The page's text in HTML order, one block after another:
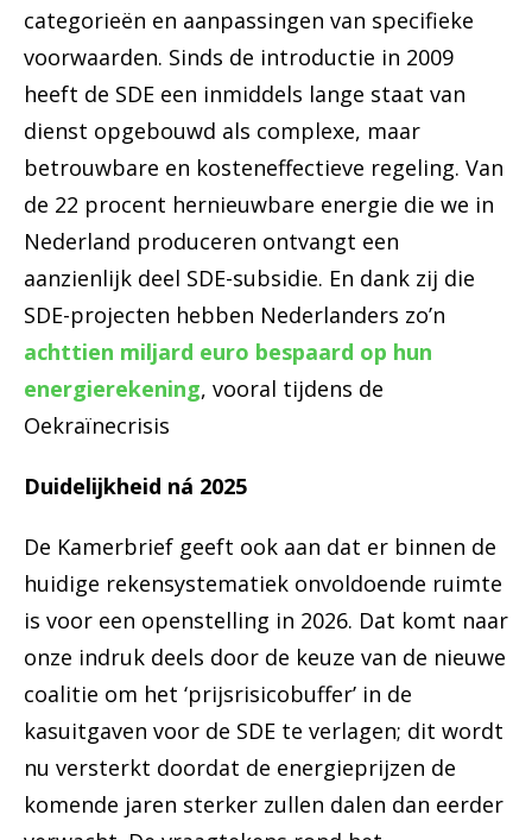
categorieën en aanpassingen van specifieke
voorwaarden. Sinds de introductie in 2009
heeft de SDE een inmiddels lange staat van
dienst opgebouwd als complexe, maar
betrouwbare en kosteneffectieve regeling. Van
de 22 procent hernieuwbare energie die we in
Nederland produceren ontvangt een
aanzienlijk deel SDE-subsidie. En dank zij die
SDE-projecten hebben Nederlanders zo’n
achttien miljard euro bespaard op hun
energierekening, vooral tijdens de
Oekraïnecrisis
Duidelijkheid ná 2025
De Kamerbrief geeft ook aan dat er binnen de
huidige rekensystematiek onvoldoende ruimte
is voor een openstelling in 2026. Dat komt naar
onze indruk deels door de keuze van de nieuwe
coalitie om het ‘prijsrisicobuffer’ in de
kasuitgaven voor de SDE te verlagen; dit wordt
nu versterkt doordat de energieprijzen de
komende jaren sterker zullen dalen dan eerder